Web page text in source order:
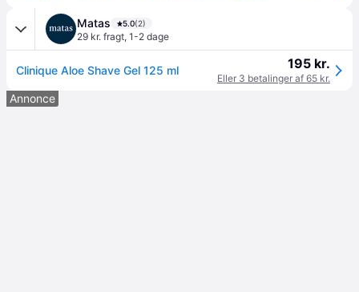
Matas 5.0(2)
29 kr. fragt, 1-2 dage
Clinique Aloe Shave Gel 125 ml 195 kr.
Eller 3 betalinger af 65 kr.
Annonce